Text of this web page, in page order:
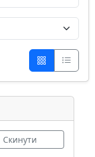
Скинути